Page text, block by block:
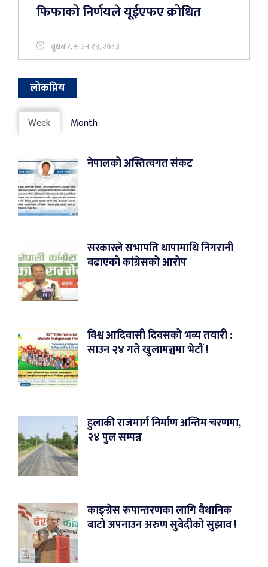
फिफाको निर्णयले यूईएफए क्रोधित
बुधबार, साउन १३, २०८३
लोकप्रिय
Week Month
नेपालको अस्तित्वगत संकट
सरकारले सभापति थापामाथि निगरानी
बढाएको कांग्रेसको आरोप
विश्व आदिवासी दिवसको भव्य तयारी :
साउन २४ गते खुलामञ्चमा भेटौं !
हुलाकी राजमार्ग निर्माण अन्तिम चरणमा,
२४ पुल सम्पन्न
काङ्ग्रेस रूपान्तरणका लागि वैधानिक
बाटो अपनाउन अरुण सुबेदीको सुझाव !